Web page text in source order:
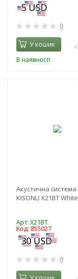
0
У кошик
В наявності
Акустична система
KISONLI X21BT White
Арт: X21BT
Код: 855027
0